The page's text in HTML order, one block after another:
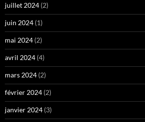
juillet 2024 (2)
juin 2024 (1)
mai 2024 (2)
avril 2024 (4)
mars 2024 (2)
février 2024 (2)
janvier 2024 (3)